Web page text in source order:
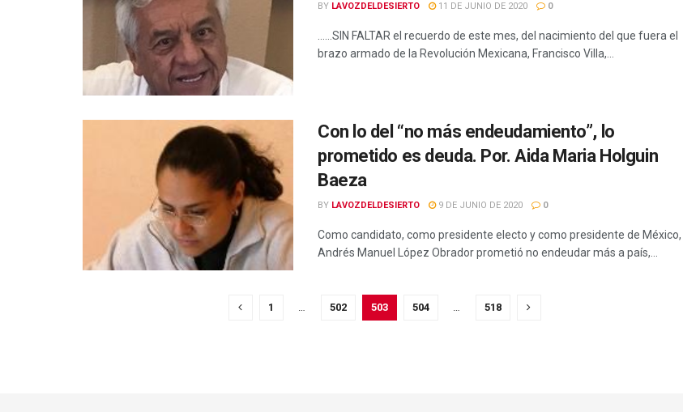
BY LAVOZDELDESIERTO 11 DE JUNIO DE 2020 0
……SIN FALTAR el recuerdo de este mes, del nacimiento del que fuera el
brazo armado de la Revolución Mexicana, Francisco Villa,...
Con lo del “no más endeudamiento”, lo
prometido es deuda. Por. Aida Maria Holguin
Baeza
BY LAVOZDELDESIERTO 9 DE JUNIO DE 2020 0
Como candidato, como presidente electo y como presidente de México,
Andrés Manuel López Obrador prometió no endeudar más a país,...
1 … 502 503 504 … 518